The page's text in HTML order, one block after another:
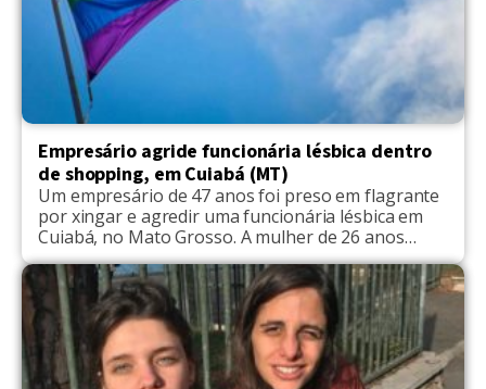
Empresário agride funcionária lésbica dentro
de shopping, em Cuiabá (MT)
Um empresário de 47 anos foi preso em flagrante
por xingar e agredir uma funcionária lésbica em
Cuiabá, no Mato Grosso. A mulher de 26 anos
trabalha no restaurante Santô que funciona
dentro do Shopping Estação Cuiabá. As
informações são da Revista Lado A. Testemunhas
descreveram que, além de agredir a atendente, o
homem também […]